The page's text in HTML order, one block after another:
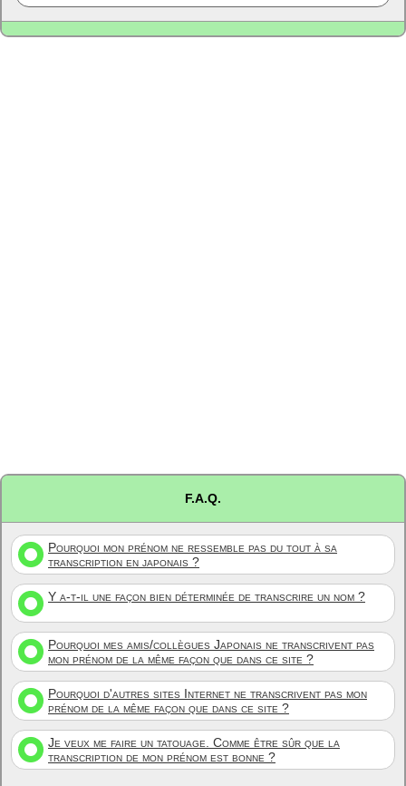
F.A.Q.
Pourquoi mon prénom ne ressemble pas du tout à sa
transcription en japonais ?
Y a-t-il une façon bien déterminée de transcrire un nom ?
Pourquoi mes amis/collègues Japonais ne transcrivent pas
mon prénom de la même façon que dans ce site ?
Pourquoi d'autres sites Internet ne transcrivent pas mon
prénom de la même façon que dans ce site ?
Je veux me faire un tatouage. Comme être sûr que la
transcription de mon prénom est bonne ?